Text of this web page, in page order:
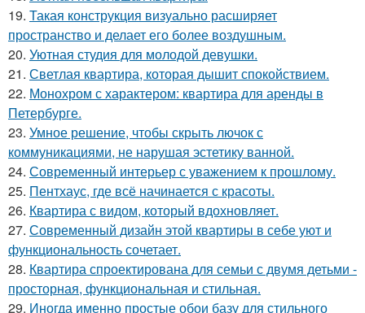
19. Такая конструкция визуально расширяет
пространство и делает его более воздушным.
20. Уютная студия для молодой девушки.
21. Светлая квартира, которая дышит спокойствием.
22. Монохром с характером: квартира для аренды в
Петербурге.
23. Умное решение, чтобы скрыть лючок с
коммуникациями, не нарушая эстетику ванной.
24. Современный интерьер с уважением к прошлому.
25. Пентхаус, где всё начинается с красоты.
26. Квартира с видом, который вдохновляет.
27. Современный дизайн этой квартиры в себе уют и
функциональность сочетает.
28. Квартира спроектирована для семьи с двумя детьми -
просторная, функциональная и стильная.
29. Иногда именно простые обои базу для стильного